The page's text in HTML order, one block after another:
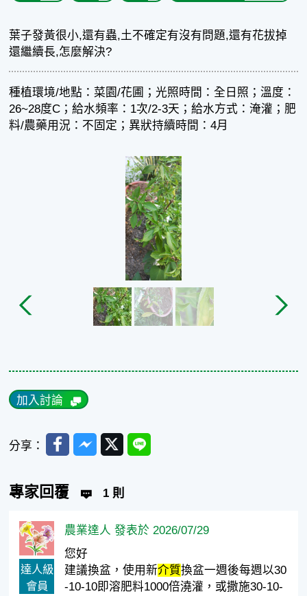
葉子發黃很小,還有蟲,土不確定有沒有問題,還有花拔掉
還繼續長,怎麼解決?
種植環境/地點：菜園/花圃；光照時間：全日照；溫度：
26~28度C；給水頻率：1次/2-3天；給水方式：淹灌；肥
料/農藥用況：不固定；異狀持續時間：4月
加入討論
分享： FacebookMessenger
TwitterLine
專家回覆 1 則
達人級
會員
農業達人 發表於 2026/07/29
您好
建議換盆，使用新介質換盆一週後每週以30
-10-10即溶肥料1000倍澆灌，或撒施30-10-